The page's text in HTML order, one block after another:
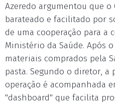
Azeredo argumentou que o
barateado e facilitado por
de uma cooperação para a
Ministério da Saúde. Após
materiais comprados pela
pasta. Segundo o diretor, a
operação é acompanhada
"dashboard" que facilita